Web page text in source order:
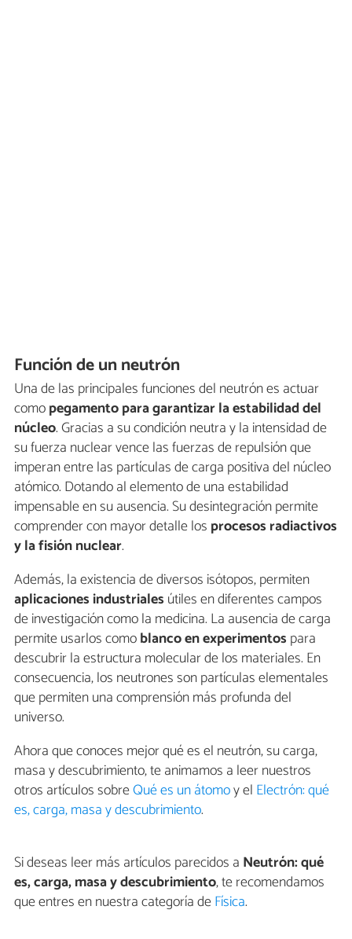
Función de un neutrón
Una de las principales funciones del neutrón es actuar
comopegamento para garantizar la estabilidad del
núcleo. Gracias a su condición neutra y la intensidad de
su fuerza nuclear vence las fuerzas de repulsión que
imperan entre las partículas de carga positiva del núcleo
atómico. Dotando al elemento de una estabilidad
impensable en su ausencia. Su desintegración permite
comprender con mayor detalle los procesos radiactivos
y la fisión nuclear.
Además, la existencia de diversos isótopos, permiten
aplicaciones industriales útiles en diferentes campos
de investigación como la medicina. La ausencia de carga
permite usarlos comoblanco enexperimentos para
descubrir la estructura molecular de los materiales. En
consecuencia, los neutrones son partículas elementales
que permiten una comprensión más profunda del
universo.
Ahora que conoces mejor qué es el neutrón, su carga,
masa y descubrimiento, te animamos a leer nuestros
otros artículos sobreQué es un átomoy el Electrón: qué
es, carga, masa y descubrimiento.
Si deseas leer más artículos parecidos a Neutrón: qué
es, carga, masa y descubrimiento, te recomendamos
que entres en nuestra categoría deFísica.